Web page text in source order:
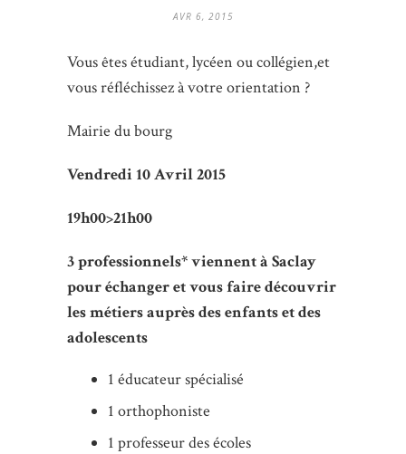
AVR 6, 2015
Vous êtes étudiant, lycéen ou collégien,et
vous réfléchissez à votre orientation ?
Mairie du bourg
Vendredi 10 Avril 2015
19h00>21h00
3 professionnels* viennent à Saclay
pour échanger et vous faire découvrir
les métiers auprès des enfantset des
adolescents
1 éducateur spécialisé
1 orthophoniste
1 professeur des écoles